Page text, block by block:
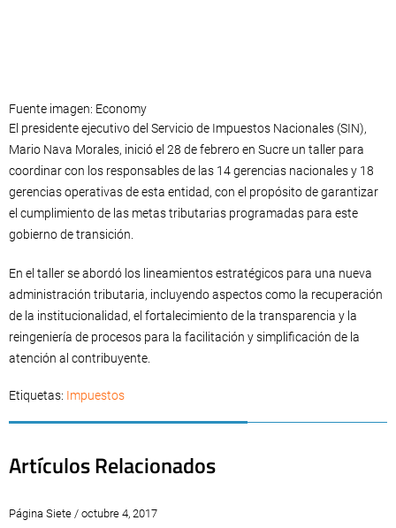
Fuente imagen: Economy
El presidente ejecutivo del Servicio de Impuestos Nacionales (SIN),
Mario Nava Morales, inició el 28 de febrero en Sucre un taller para
coordinar con los responsables de las 14 gerencias nacionales y 18
gerencias operativas de esta entidad, con el propósito de garantizar
el cumplimiento de las metas tributarias programadas para este
gobierno de transición.
En el taller se abordó los lineamientos estratégicos para una nueva
administración tributaria, incluyendo aspectos como la recuperación
de la institucionalidad, el fortalecimiento de la transparencia y la
reingeniería de procesos para la facilitación y simplificación de la
atención al contribuyente.
Etiquetas: Impuestos
Artículos Relacionados
Página Siete / octubre 4, 2017